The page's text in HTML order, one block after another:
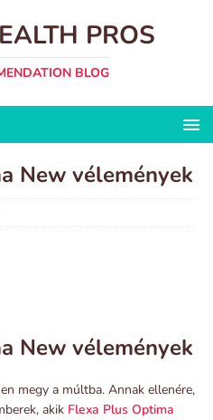
PROS
BLOG
New vélemények
New vélemények
megy a múltba. Annak ellenére,
akik Flexa Plus Optima